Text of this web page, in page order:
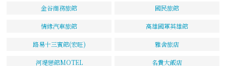
金谷商務旅館 國民旅館
情緣汽車旅館 高雄國軍英雄館
路易十三賓館(宏旺) 雅舍旅店
河堤戀館MOTEL 名貴大飯店